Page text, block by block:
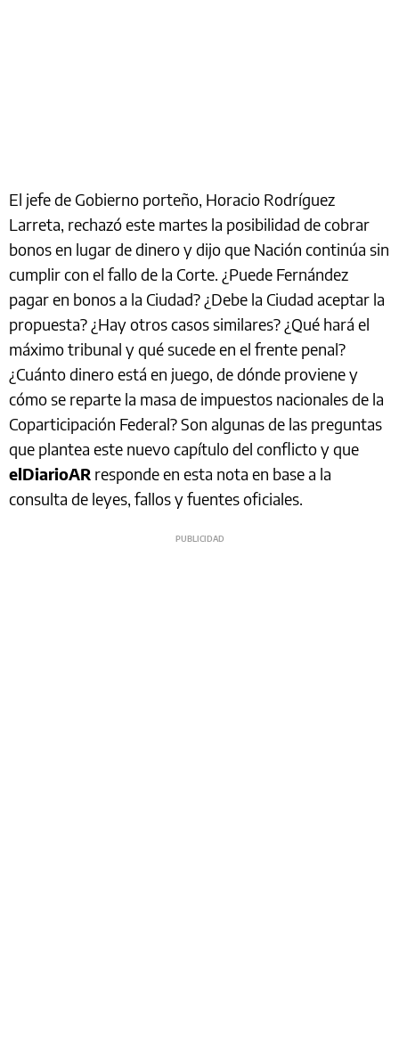
El jefe de Gobierno porteño, Horacio Rodríguez
Larreta, rechazó este martes la posibilidad de cobrar
bonos en lugar de dinero y dijo que Nación continúa sin
cumplir con el fallo de la Corte. ¿Puede Fernández
pagar en bonos a la Ciudad? ¿Debe la Ciudad aceptar la
propuesta? ¿Hay otros casos similares? ¿Qué hará el
máximo tribunal y qué sucede en el frente penal?
¿Cuánto dinero está en juego, de dónde proviene y
cómo se reparte la masa de impuestos nacionales de la
Coparticipación Federal? Son algunas de las preguntas
que plantea este nuevo capítulo del conflicto y que
elDiarioAR responde en esta nota en base a la
consulta de leyes, fallos y fuentes oficiales.